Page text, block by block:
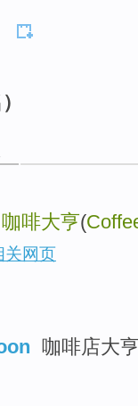
咖啡大亨(
关网页
咖啡店大